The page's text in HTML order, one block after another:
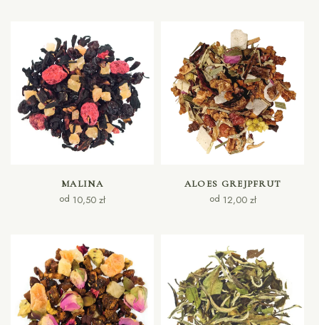
WYBIERZ OPCJE
MALINA
od 10,50zł
WYBIERZ OPCJE
ALOES GREJPFRUT
od 12,00 zł